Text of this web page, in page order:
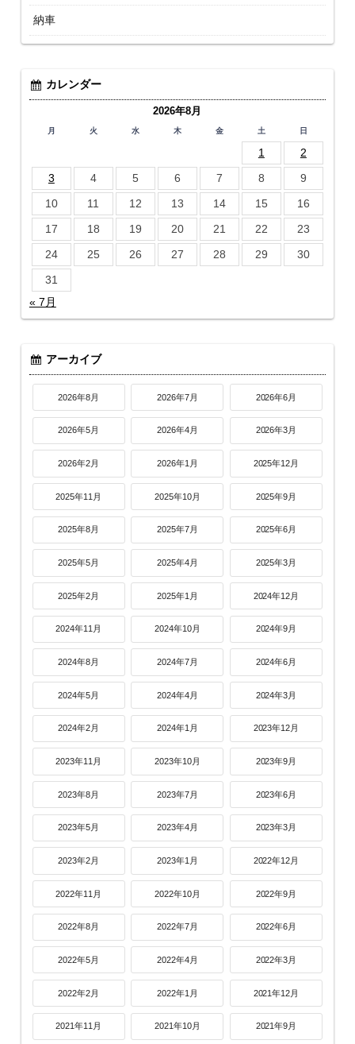
納車
カレンダー
2026年8月
月 火 水 木 金 土 日
1
2
3
4 5 6 7 8
9
10
11 12 13 14 15
16
17
18 19 20 21 22
23
24
25 26 27 28 29
30
31
« 7月
アーカイブ
2026年8月 2026年7月 2026年6月
2026年5月 2026年4月 2026年3月
2026年2月 2026年1月 2025年12月
2025年11月 2025年10月 2025年9月
2025年8月 2025年7月 2025年6月
2025年5月 2025年4月 2025年3月
2025年2月 2025年1月 2024年12月
2024年11月 2024年10月 2024年9月
2024年8月 2024年7月 2024年6月
2024年5月 2024年4月 2024年3月
2024年2月 2024年1月 2023年12月
2023年11月 2023年10月 2023年9月
2023年8月 2023年7月 2023年6月
2023年5月 2023年4月 2023年3月
2023年2月 2023年1月 2022年12月
2022年11月 2022年10月 2022年9月
2022年8月 2022年7月 2022年6月
2022年5月 2022年4月 2022年3月
2022年2月 2022年1月 2021年12月
2021年11月 2021年10月 2021年9月